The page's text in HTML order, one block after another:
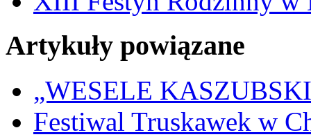
Artykuły powiązane
„WESELE
Festiwal Truskawek w